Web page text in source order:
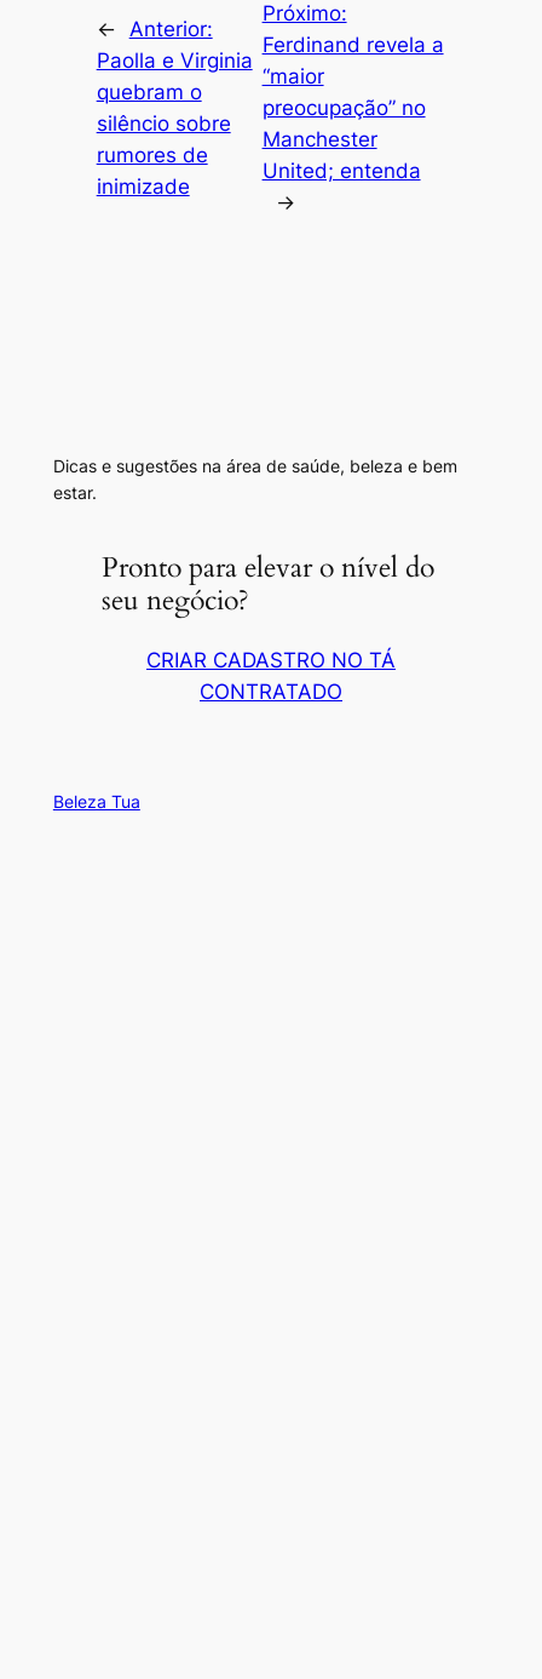
← Anterior:
Paolla e Virginia
quebram o
silêncio sobre
rumores de
inimizade
Próximo:
Ferdinand revela a
“maior
preocupação” no
Manchester
United; entenda
→
Dicas e sugestões na área de saúde, beleza e bem
estar.
Pronto para elevar o nível do
seu negócio?
CRIAR CADASTRO NO TÁ
CONTRATADO
Beleza Tua